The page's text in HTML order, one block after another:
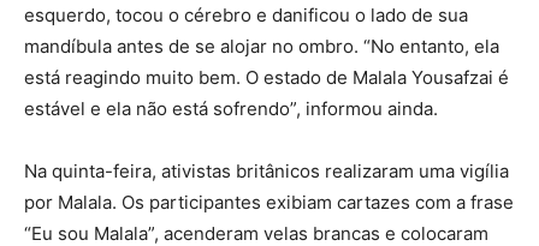
esquerdo, tocou o cérebro e danificou o lado de sua
mandíbula antes de se alojar no ombro. “No entanto, ela
está reagindo muito bem. O estado de Malala Yousafzai é
estável e ela não está sofrendo”, informou ainda.
Na quinta-feira, ativistas britânicos realizaram uma vigília
por Malala. Os participantes exibiam cartazes com a frase
“Eu sou Malala”, acenderam velas brancas e colocaram